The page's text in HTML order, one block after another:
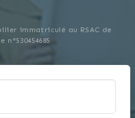
immatriculé au RSAC de
n°530454685